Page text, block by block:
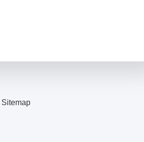
Sitemap